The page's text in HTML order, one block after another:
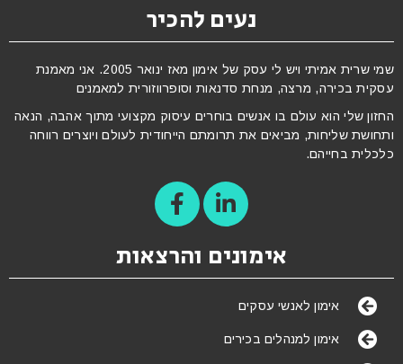
נעים להכיר
שמי שרית אמיתי ויש לי עסק של אימון מאז ינואר 2005. אני מאמנת
עסקית בכירה, מרצה, מנחת סדנאות וסופרווזורית למאמנים
החזון שלי הוא עולם בו אנשים בוחרים עיסוק מקצועי מתוך אהבה, הנאה
ותחושת שליחות, מביאים את תרומתם הייחודית לעולם ויוצרים רווחה
כלכלית בחייהם.
אימונים והרצאות
אימון לאנשי עסקים
אימון למנהלים בכירים